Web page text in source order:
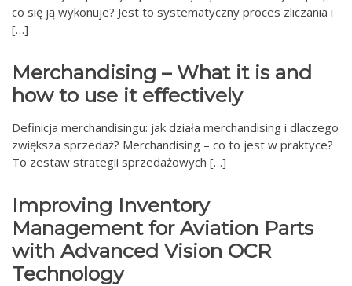
co się ją wykonuje? Jest to systematyczny proces zliczania i
[…]
Merchandising – What it is and
how to use it effectively
Definicja merchandisingu: jak działa merchandising i dlaczego
zwiększa sprzedaż? Merchandising – co to jest w praktyce?
To zestaw strategii sprzedażowych […]
Improving Inventory
Management for Aviation Parts
with Advanced Vision OCR
Technology